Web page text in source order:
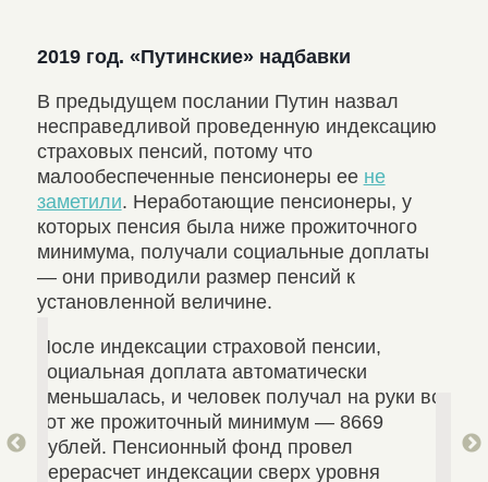
2019 год. «Путинские» надбавки
В предыдущем послании Путин назвал
несправедливой проведенную индексацию
страховых пенсий, потому что
малообеспеченные пенсионеры ее не
заметили. Неработающие пенсионеры, у
которых пенсия была ниже прожиточного
минимума, получали социальные доплаты
— они приводили размер пенсий к
установленной величине.
После индексации страховой пенсии,
социальная доплата автоматически
уменьшалась, и человек получал на руки все
тот же прожиточный минимум — 8669
рублей. Пенсионный фонд провел
перерасчет индексации сверх уровня